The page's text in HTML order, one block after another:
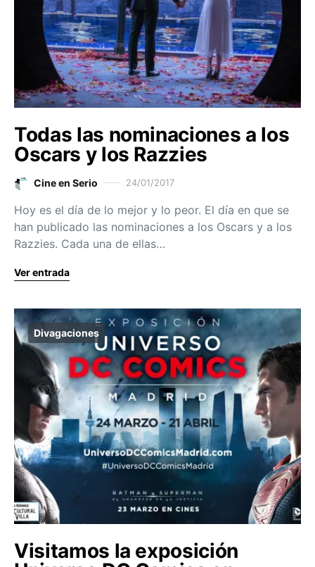
Todas las nominaciones a los
Oscars y los Razzies
Cine en Serio 24/01/2017
Hoy es el día de lo mejor y lo peor. El día en que se
han publicado las nominaciones a los Oscars y a los
Razzies. Cada una de ellas…
Ver entrada
Divagaciones
Visitamos la exposición